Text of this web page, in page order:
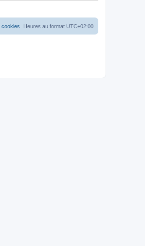
Heures au format UTC+02:00
cookies